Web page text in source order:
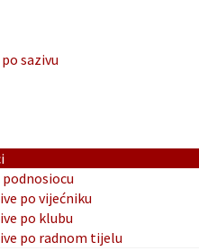
sazivu
po vijećniku
po klubu
po radnom tijelu